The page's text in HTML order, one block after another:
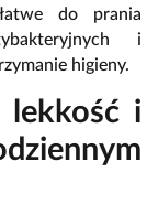
do prania
i
higieny.
lekkość i